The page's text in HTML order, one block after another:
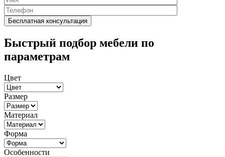
Быстрый подбор мебели по
параметрам
Цвет
Размер
Материал
Форма
Особенности